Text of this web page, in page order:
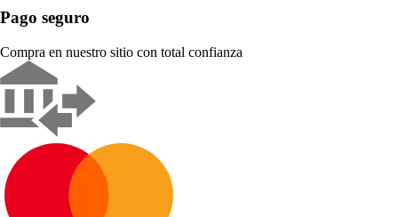
Pago seguro
Compra en nuestro sitio con total confianza